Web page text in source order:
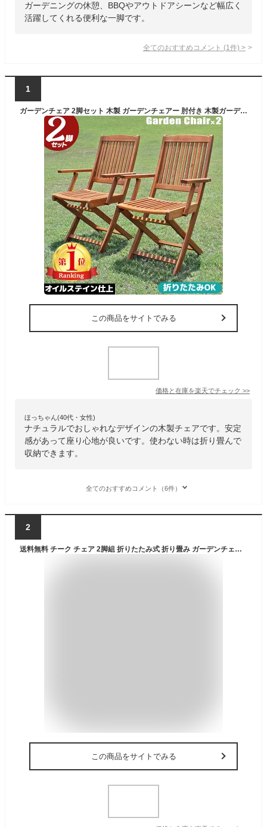
ガーデニングの休憩、BBQやアウトドアシーンなど幅広く
活躍してくれる便利な一脚です。
全てのおすすめコメント (1 件) >
1
ガーデンチェア 2脚セット 木製 ガーデンチェアー 肘付き 木製ガーデンチェア フォールディング ウッドチェア いす イス 椅子 オイルステイン 屋外 ガーデンソファー ガーデンソファ 折りたたみ 新生活 ワークチェア
この商品をサイトでみる
価格と在庫を楽天でチェック >>
ほっちゃん(40代・女性)
ナチュラルでおしゃれなデザインの木製チェアです。安定
感があって座り心地が良いです。使わない時は折り畳んで
収納できます。
全てのおすすめコメント（6件）
2
送料無料 チーク チェア 2脚組 折りたたみ式 折り畳み ガーデンチェア アウトドア チェア フォールディングチェア 木製 ベランダ カフェ 庭 ガーデンファニチャー 2脚セット
この商品をサイトでみる